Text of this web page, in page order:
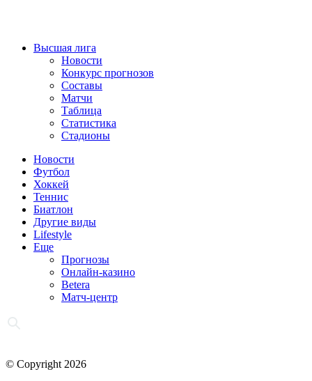
Высшая лига
Новости
Конкурс прогнозов
Составы
Матчи
Таблица
Статистика
Стадионы
Новости
Футбол
Хоккей
Теннис
Биатлон
Другие виды
Lifestyle
Еще
Прогнозы
Онлайн-казино
Betera
Матч-центр
© Copyright 2026